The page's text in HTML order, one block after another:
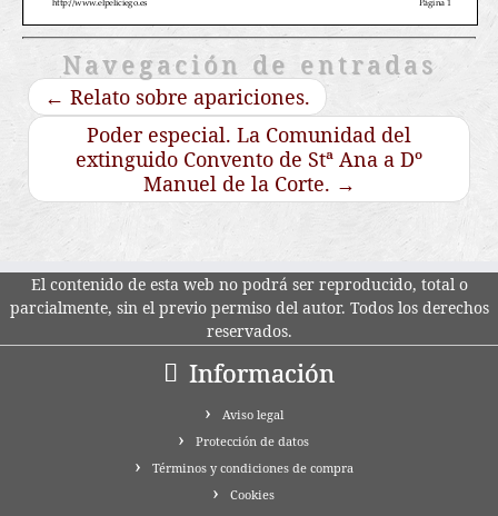
Navegación de entradas
← Relato sobre apariciones.
Poder especial. La Comunidad del
extinguido Convento de Stª Ana a Dº
Manuel de la Corte. →
El contenido de esta web no podrá ser reproducido, total o
parcialmente, sin el previo permiso del autor. Todos los derechos
reservados.
Información
Aviso legal
Protección de datos
Términos y condiciones de compra
Cookies